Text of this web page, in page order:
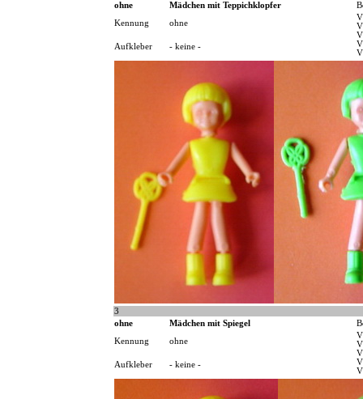
ohne
Mädchen mit Teppichklopfer
Kennung
ohne
Aufkleber - keine -
3
ohne
Mädchen mit Spiegel
Kennung
ohne
Aufkleber - keine -